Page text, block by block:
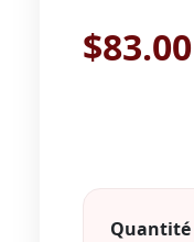
Quantité